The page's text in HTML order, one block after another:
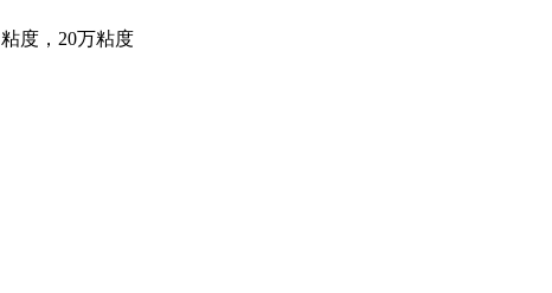
度，20万粘度